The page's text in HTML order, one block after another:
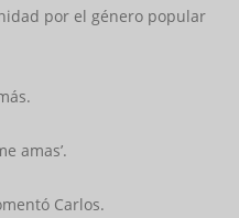
por el género popular
amas’.
Carlos.